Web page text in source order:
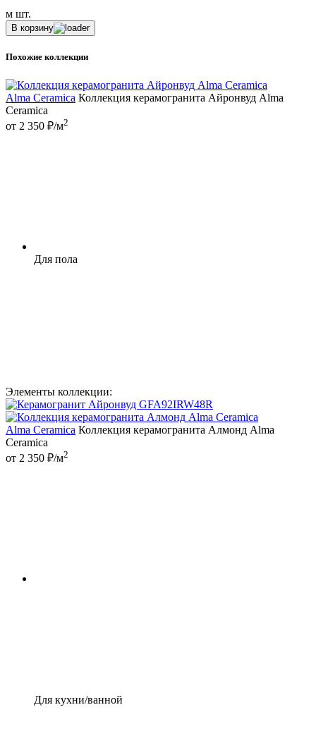
м шт.
В корзину
Похожие коллекции
Alma Ceramica Коллекция керамогранита Айронвуд Alma
Ceramica
от 2 350 ₽/м2
Для пола
Элементы коллекции:
Alma Ceramica Коллекция керамогранита Алмонд Alma
Ceramica
от 2 350 ₽/м2
Для кухни/ванной